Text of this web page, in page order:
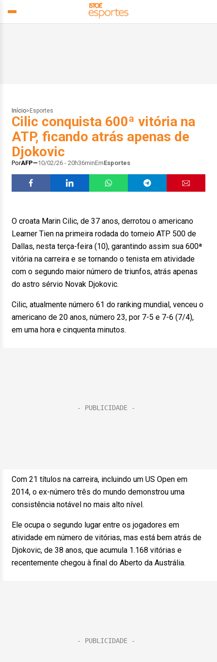
Início> Esportes
Cilic conquista 600ª vitória na
ATP, ficando atrás apenas de
Djokovic
PorAFP 10/02/26 - 20h36minEmEsportes
O croata Marin Cilic, de 37 anos, derrotou o americano
Learner Tien na primeira rodada do torneio ATP 500 de
Dallas, nesta terça-feira (10), garantindo assim sua 600ª
vitória na carreira e se tornando o tenista em atividade
com o segundo maior número de triunfos, atrás apenas
do astro sérvio Novak Djokovic.
Cilic, atualmente número 61 do ranking mundial, venceu o
americano de 20 anos, número 23, por 7-5 e 7-6 (7/4),
em uma hora e cinquenta minutos.
Com 21 títulos na carreira, incluindo um US Open em
2014, o ex-número três do mundo demonstrou uma
consistência notável no mais alto nível.
Ele ocupa o segundo lugar entre os jogadores em
atividade em número de vitórias, mas está bem atrás de
Djokovic, de 38 anos, que acumula 1.168 vitórias e
recentemente chegou à final do Aberto da Austrália.